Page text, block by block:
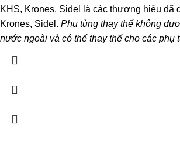
KHS, Krones, Sidel là các thương hiệu
Krones, Sidel. Phụ tùng thay thế không
nước ngoài và có thể thay thế cho các phụ